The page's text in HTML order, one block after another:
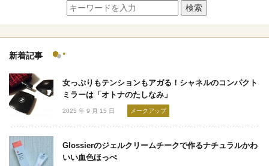
検索
新着記事
女っぷりもテンションもアガる！シャネルのコンパクト
ミラーは「オトナのたしなみ」
2025 年 9 月 15 日 メークアップ
Glossierのジェルクリームチークで作るナチュラルかわ
いい血色ほっぺ